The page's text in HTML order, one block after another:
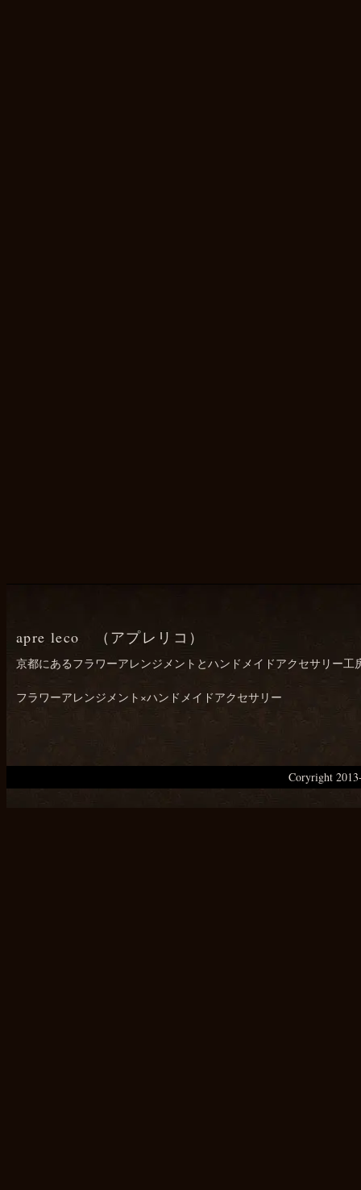
apre leco （アプレリコ）
京都にあるフラワーアレンジメントとハンドメイドアクセサリー工
フラワーアレンジメント×ハンドメイドアクセサリー
Coryright